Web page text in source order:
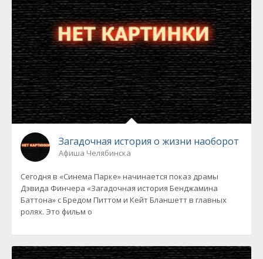
Загадочная история о жизни наоборот
Афиша Челябинска
Сегодня в «Синема Парке» начинается показ драмы
Дэвида Финчера «Загадочная история Бенджамина
Баттона» с Бредом Питтом и Кейт Бланшетт в главных
ролях. Это фильм о